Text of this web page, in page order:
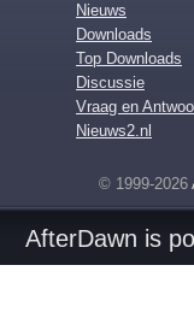
Nieuws
Downloads
Top Downloads
Discussie
Vraag en
Nieuws2.nl
© 1999-2026
AfterDawn is